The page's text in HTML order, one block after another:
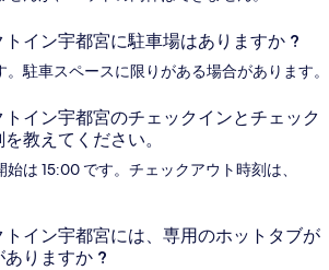
イン宇都宮に駐車場はありますか ?
。駐車スペースに限りがある場合があります。
イン宇都宮のチェックインとチェック
教えてください。
は 15:00 です。チェックアウト時刻は、
イン宇都宮には、専用のホットタブが
りますか ?